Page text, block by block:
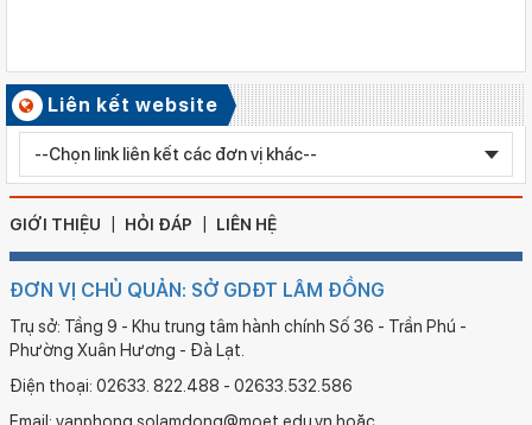
Số ký hiệu: 2577/QĐ-SGDĐT
Ngày ban hành: 05/08/2026
Chỉnh sửa bằng TN THPT LÊ HUỲNH NHƯ HẬU
Liên kết website
GIỚI THIỆU HỎI ĐÁP LIÊN HỆ
ĐƠN VỊ CHỦ QUẢN: SỞ GDĐT LÂM ĐỒNG
Trụ sở: Tầng 9 - Khu trung tâm hành chính Số 36 - Trần Phú -
Phường Xuân Hương - Đà Lạt.
Điện thoại: 02633. 822.488 - 02633.532.586